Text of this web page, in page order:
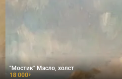
"Мостик" Масло, холст
18 000₽